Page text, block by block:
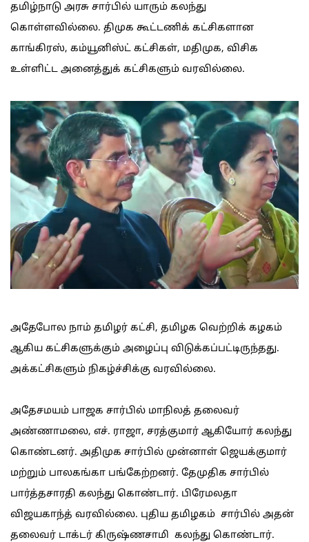
தமிழ்நாடு அரசு சார்பில் யாரும் கலந்து
கொள்ளவில்லை. திமுக கூட்டணிக் கட்சிகளான
காங்கிரஸ், கம்யூனிஸ்ட் கட்சிகள், மதிமுக, விசிக
உள்ளிட்ட அனைத்துக் கட்சிகளும் வரவில்லை.
அதேபோல நாம் தமிழர் கட்சி, தமிழக வெற்றிக் கழகம்
ஆகிய கட்சிகளுக்கும் அழைப்பு விடுக்கப்பட்டிருந்தது.
அக்கட்சிகளும் நிகழ்ச்சிக்கு வரவில்லை.
அதேசமயம் பாஜக சார்பில் மாநிலத் தலைவர்
அண்ணாமலை, எச். ராஜா, சரத்குமார் ஆகியோர் கலந்து
கொண்டனர். அதிமுக சார்பில் முன்னாள் ஜெயக்குமார்
மற்றும் பாலகங்கா பங்கேற்றனர். தேமுதிக சார்பில்
பார்த்தசாரதி கலந்து கொண்டார். பிரேமலதா
விஜயகாந்த் வரவில்லை. புதிய தமிழகம் சார்பில் அதன்
தலைவர் டாக்டர் கிருஷ்ணசாமி கலந்து கொண்டார்.